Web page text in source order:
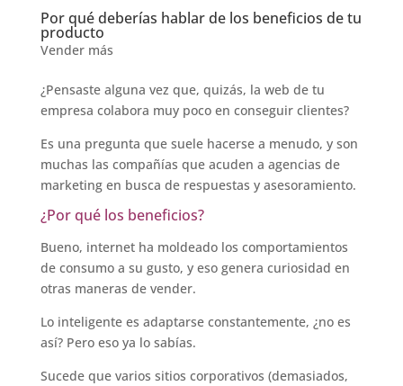
Por qué deberías hablar de los beneficios de tu
producto
Vender más
¿Pensaste alguna vez que, quizás, la web de tu
empresa colabora muy poco en conseguir clientes?
Es una pregunta que suele hacerse a menudo, y son
muchas las compañías que acuden a agencias de
marketing en busca de respuestas y asesoramiento.
¿Por qué los beneficios?
Bueno, internet ha moldeado los comportamientos
de consumo a su gusto, y eso genera curiosidad en
otras maneras de vender.
Lo inteligente es adaptarse constantemente, ¿no es
así? Pero eso ya lo sabías.
Sucede que varios sitios corporativos (demasiados,